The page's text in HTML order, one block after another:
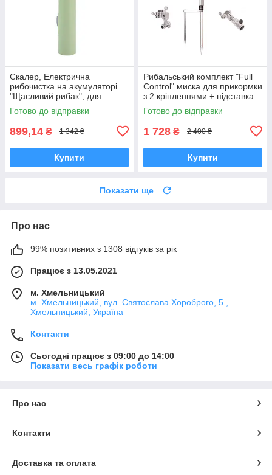
Скалер, Електрична
рибочистка на акумуляторі
"Щасливий рибак", для
чищення риби від луски,
бездротова Оливковий
Готово до відправки
899,14 ₴ 1 342 ₴
Купити
Рибальський комплект "Full
Control" миска для прикормки
з 2 кріпленнями + підставка
під вудку 2.1 м
Готово до відправки
1 728 ₴ 2 400 ₴
Купити
Показати ще
Про нас
99% позитивних з 1308 відгуків за рік
Працює з 13.05.2021
м. Хмельницький
м. Хмельницький, вул. Святослава Хороброго, 5.,
Хмельницький, Україна
Контакти
Сьогодні працює з 09:00 до 14:00
Показати весь графік роботи
Про нас
Контакти
Доставка та оплата